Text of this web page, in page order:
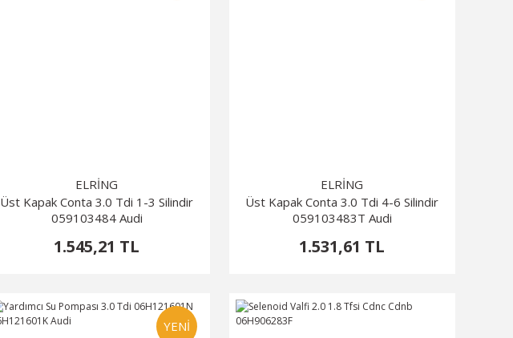
ELRİNG
Üst Kapak Conta 3.0 Tdi 1-3 Silindir
059103484 Audi
1.545,21 TL
ELRİNG
Üst Kapak Conta 3.0 Tdi 4-6 Silindir
059103483T Audi
1.531,61 TL
YENİ